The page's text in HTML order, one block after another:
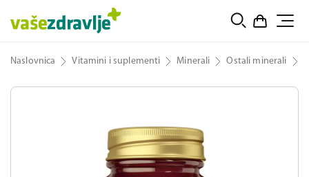
Naslovnica Vitamini i suplementi Minerali Ostali minerali